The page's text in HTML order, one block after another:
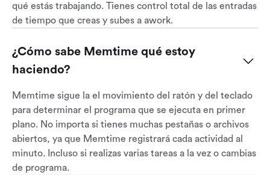
qué estás trabajando. Tienes control total de las entradas
de tiempo que creas y subes a awork.
¿Cómo sabe Memtime qué estoy
haciendo?
Memtime sigue la el movimiento del ratón y del teclado
para determinar el programa que se ejecuta en primer
plano. No importa si tienes muchas pestañas o archivos
abiertos, ya que Memtime registrará cada actividad al
minuto. Incluso si realizas varias tareas a la vez o cambias
de programa.